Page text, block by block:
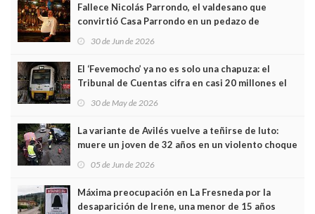
Fallece Nicolás Parrondo, el valdesano que
convirtió Casa Parrondo en un pedazo de
Asturias en Madrid
30 de Jun de 2026
El ‘Fevemocho’ ya no es solo una chapuza: el
Tribunal de Cuentas cifra en casi 20 millones el
sobrecoste de los trenes que no cabían por los
30 de May de 2026
La variante de Avilés vuelve a teñirse de luto:
muere un joven de 32 años en un violento choque
frontal
05 de Jun de 2026
Máxima preocupación en La Fresneda por la
desaparición de Irene, una menor de 15 años